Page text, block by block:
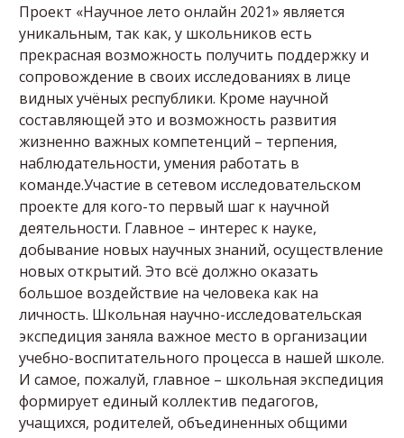
Проект «Научное лето онлайн 2021» является
уникальным, так как, у школьников есть
прекрасная возможность получить поддержку и
сопровождение в своих исследованиях в лице
видных учёных республики. Кроме научной
составляющей это и возможность развития
жизненно важных компетенций – терпения,
наблюдательности, умения работать в
команде.Участие в сетевом исследовательском
проекте для кого-то первый шаг к научной
деятельности. Главное – интерес к науке,
добывание новых научных знаний, осуществление
новых открытий. Это всё должно оказать
большое воздействие на человека как на
личность. Школьная научно-исследовательская
экспедиция заняла важное место в организации
учебно-воспитательного процесса в нашей школе.
И самое, пожалуй, главное – школьная экспедиция
формирует единый коллектив педагогов,
учащихся, родителей, объединенных общими